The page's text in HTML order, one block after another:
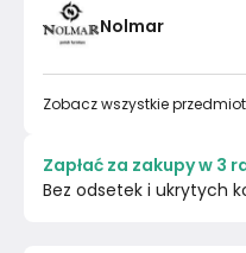
Nolmar
Zobacz wszystkie
Zapłać za zakupy w 3
Bez odsetek i ukrytych